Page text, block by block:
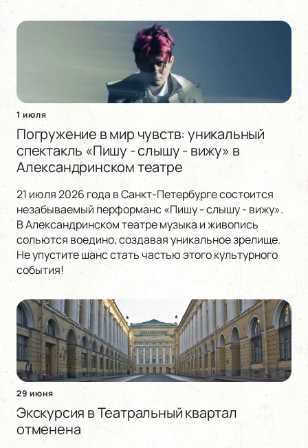
1 июля
Погружение в мир чувств: уникальный
спектакль «Пишу - слышу - вижу» в
Александринском театре
21 июля 2026 года в Санкт-Петербурге состоится
незабываемый перформанс «Пишу - слышу - вижу».
В Александринском театре музыка и живопись
сольются воедино, создавая уникальное зрелище.
Не упустите шанс стать частью этого культурного
события!
29 июня
Экскурсия в Театральный квартал
отменена